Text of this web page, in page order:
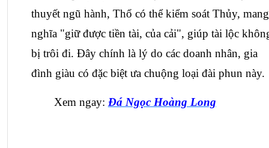
thuyết ngũ hành, Thổ có thể kiểm soát Thủy,
nghĩa "giữ được tiền tài, của cải", giúp tài lộc
bị trôi đi. Đây chính là lý do các doanh nhân, gia
đình giàu có đặc biệt ưa chuộng loại đài phun này.
Xem ngay: Đá Ngọc Hoàng Long